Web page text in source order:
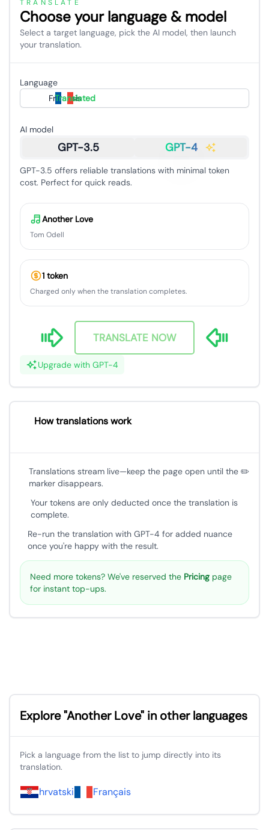
TRANSLATE
Choose your language & model
Select a target language, pick the AI model, then launch
your translation.
Language
Français
Translated
AI model
GPT-3.5 GPT-4
GPT-3.5 offers reliable translations with minimal token
cost. Perfect for quick reads.
Another Love
Tom Odell
1 token
Charged only when the translation completes.
TRANSLATE NOW
Upgrade with GPT-4
How translations work
Translations stream live—keep the page open until the ✏️
marker disappears.
Your tokens are only deducted once the translation is
complete.
Re-run the translation with GPT-4 for added nuance
once you're happy with the result.
Need more tokens? We've reserved the Pricing page
for instant top-ups.
Explore "Another Love" in other languages
Pick a language from the list to jump directly into its
translation.
hrvatski Français